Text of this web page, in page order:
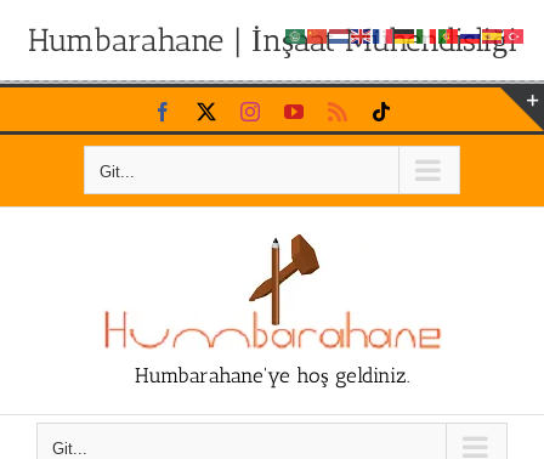
Humbarahane | İnşaat Mühendisliği
Skip
to
Facebook InstagramYouTubeRss
Git...
Humbarahane'ye hoş geldiniz.
Git...